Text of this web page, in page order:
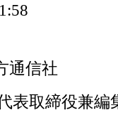
信社
取締役兼編